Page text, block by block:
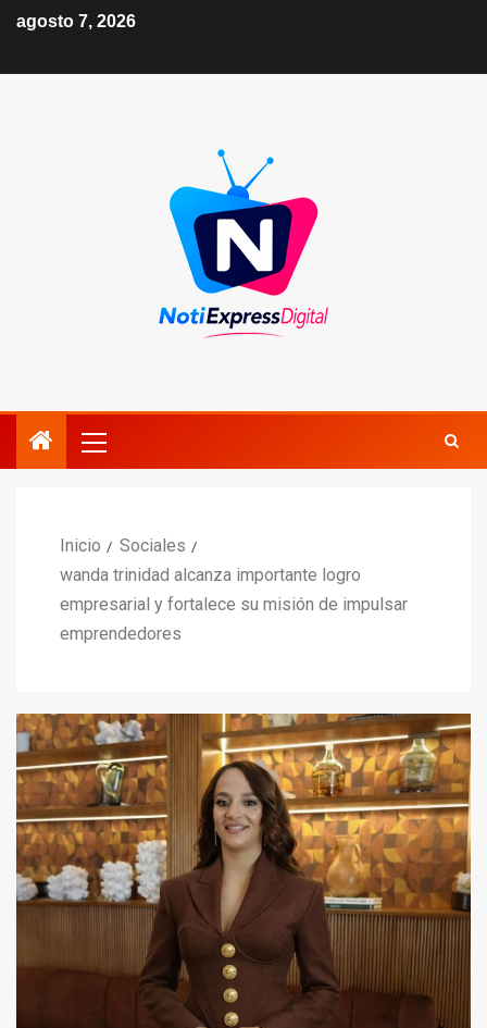
agosto 7, 2026
Inicio
Sociales
wanda trinidad alcanza importante logro
empresarial y fortalece su misión de impulsar
emprendedores